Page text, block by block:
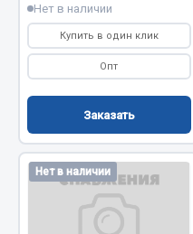
Электрооборудование
Запчасти Урал
Двигатель
Нет в наличии
Купить в один клик
Опт
Заказать
Нет в наличии